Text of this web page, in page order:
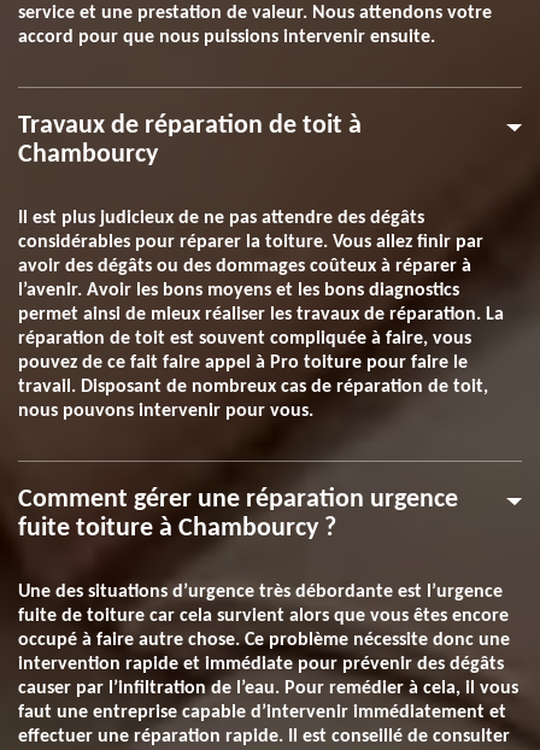
service et une prestation de valeur. Nous attendons votre
accord pour que nous puissions intervenir ensuite.
Travaux de réparation de toit à
Chambourcy
Il est plus judicieux de ne pas attendre des dégâts
considérables pour réparer la toiture. Vous allez finir par
avoir des dégâts ou des dommages coûteux à réparer à
l’avenir. Avoir les bons moyens et les bons diagnostics
permet ainsi de mieux réaliser les travaux de réparation. La
réparation de toit est souvent compliquée à faire, vous
pouvez de ce fait faire appel à Pro toiture pour faire le
travail. Disposant de nombreux cas de réparation de toit,
nous pouvons intervenir pour vous.
Comment gérer une réparation urgence
fuite toiture à Chambourcy ?
Une des situations d’urgence très débordante est l’urgence
fuite de toiture car cela survient alors que vous êtes encore
occupé à faire autre chose. Ce problème nécessite donc une
intervention rapide et immédiate pour prévenir des dégâts
causer par l’infiltration de l’eau. Pour remédier à cela, il vous
faut une entreprise capable d’intervenir immédiatement et
effectuer une réparation rapide. Il est conseillé de consulter